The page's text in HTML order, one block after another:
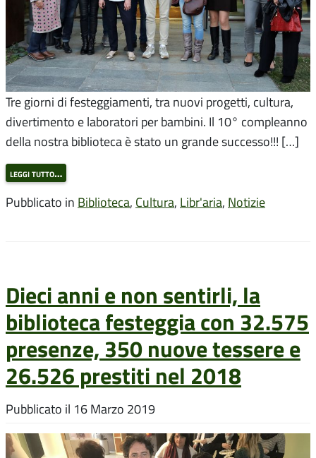
Tre giorni di festeggiamenti, tra nuovi progetti, cultura,
divertimento e laboratori per bambini. Il 10° compleanno
della nostra biblioteca è stato un grande successo!!! […]
leggi tutto…
Pubblicato in Biblioteca, Cultura, Libr'aria, Notizie
Dieci anni e non sentirli, la
biblioteca festeggia con 32.575
presenze, 350 nuove tessere e
26.526 prestiti nel 2018
Pubblicato il 16 Marzo 2019